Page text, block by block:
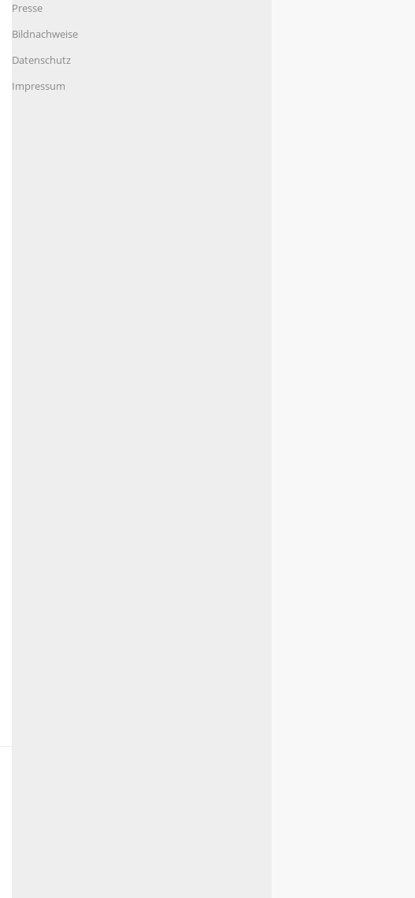
Presse
Bildnachweise
Datenschutz
Impressum